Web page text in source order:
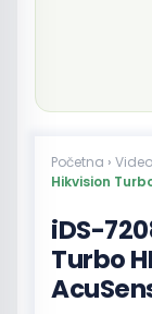
Početna ›
Hikvision
iDS-
Turbo